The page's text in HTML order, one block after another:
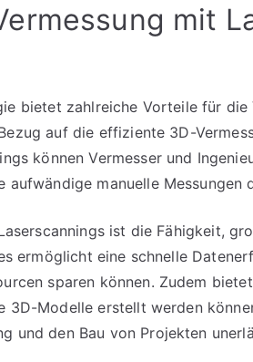
mit
bietet zahlreiche Vorteile für die
auf die effiziente 3D-
können Vermesser und
aufwändige manuelle Messungen
ist die Fähigkeit,
ermöglicht eine schnelle
sparen können. Zudem
3D-Modelle erstellt werden
und den Bau von Projekten